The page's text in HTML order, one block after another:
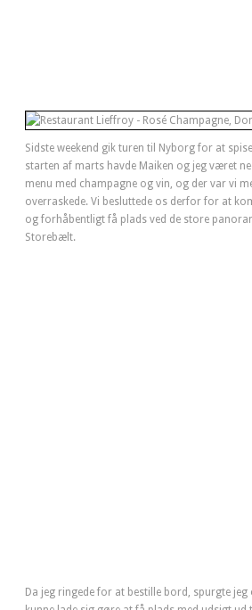
Sidste weekend gik turen til Nyborg for at
starten af marts havde Maiken og jeg været
menu med champagne og vin, og der var vi
overraskede. Vi besluttede os derfor for at
og forhåbentligt få plads ved de store
Storebælt.
Da jeg ringede for at bestille bord, spurgte